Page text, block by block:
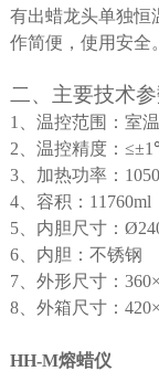
有出蜡龙头单独恒
作简便，使用安全。
二、主要技术参
1 、温控范围：室温
2 、温控精度：≤±1
3、加热功率：
4、容积： 11760ml
5、内胆尺寸：
6、内胆：不锈钢
7、外形尺寸： 360×
8、外箱尺寸： 420×
HH-M熔蜡仪